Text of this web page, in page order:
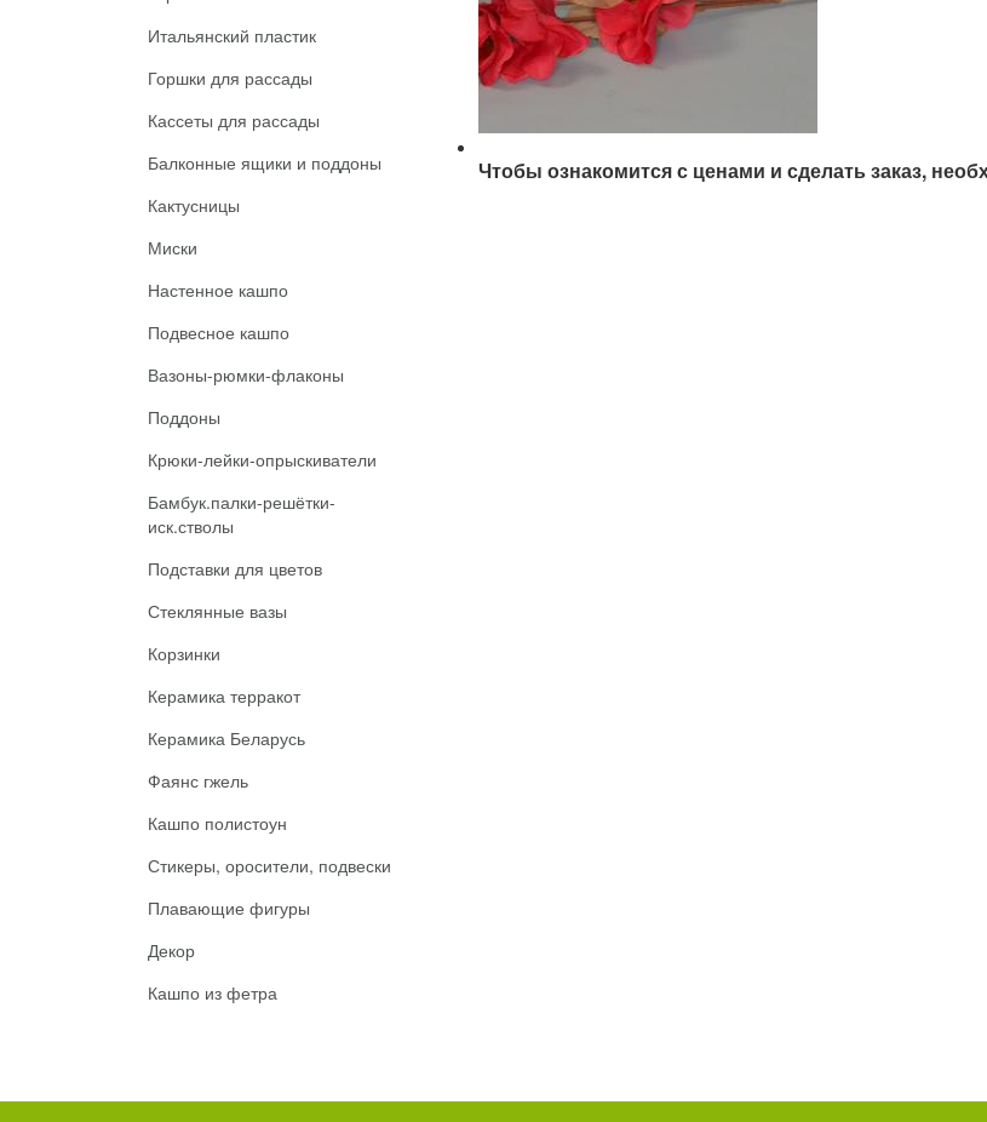
Итальянский пластик
Горшки для рассады
Кассеты для рассады
Балконные ящики и поддоны
Кактусницы
Миски
Настенное кашпо
Подвесное кашпо
Вазоны-рюмки-флаконы
Поддоны
Крюки-лейки-опрыскиватели
Бамбук.палки-решётки-
иск.стволы
Подставки для цветов
Стеклянные вазы
Корзинки
Керамика терракот
Керамика Беларусь
Фаянс гжель
Кашпо полистоун
Стикеры, оросители, подвески
Плавающие фигуры
Декор
Кашпо из фетра
Чтобы ознакомится с ценами и сделать заказ,